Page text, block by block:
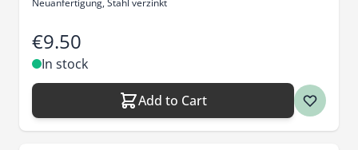
Neuanfertigung, Stahl verzinkt
€9.50
In stock
Add to Cart